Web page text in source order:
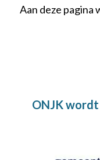
Aan deze
ONJK